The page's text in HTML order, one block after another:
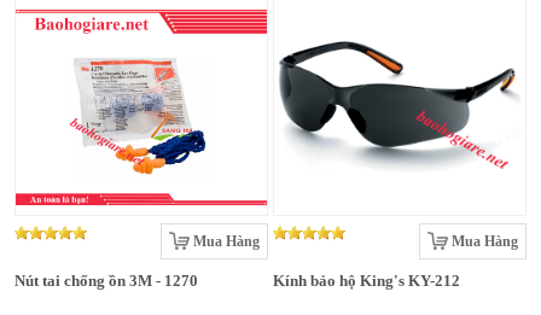
Mua Hàng
Nút tai chống ồn 3M - 1270
Mua Hàng
Kính bảo hộ King's KY-212